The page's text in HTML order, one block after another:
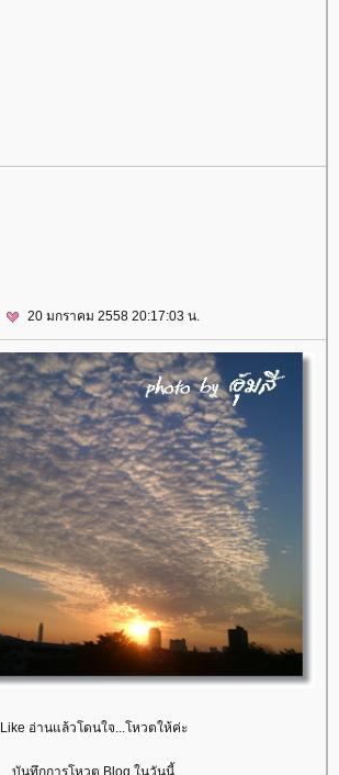
20 มกราคม 2558 20:17:03 น.
Like อ่านแล้วโดนใจ...โหวตให้ค่ะ
บันทึกการโหวต Blog ในวันนี้